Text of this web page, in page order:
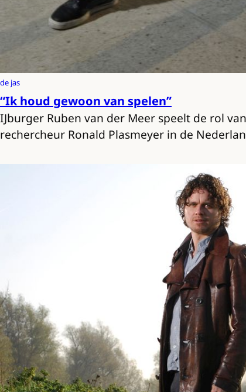
de jas
“Ik houd gewoon van spelen”
IJburger Ruben van der Meer speelt de rol
rechercheur Ronald Plasmeyer in de